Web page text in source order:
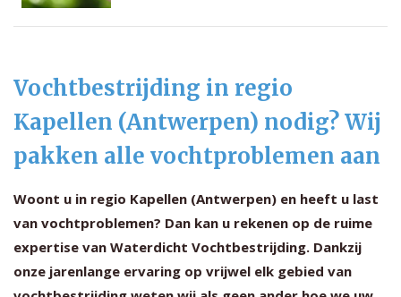
Vochtbestrijding in regio
Kapellen (Antwerpen) nodig? Wij
pakken alle vochtproblemen aan
Woont u in regio Kapellen (Antwerpen) en heeft u last
van vochtproblemen? Dan kan u rekenen op de ruime
expertise van Waterdicht Vochtbestrijding. Dankzij
onze jarenlange ervaring op vrijwel elk gebied van